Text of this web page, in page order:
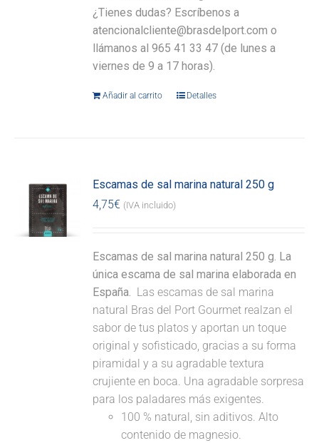
¿Tienes dudas? Escríbenos a
atencionalcliente@brasdelport.com o
llámanos al 965 41 33 47 (de lunes a
viernes de 9 a 17 horas).
Añadir al carrito Detalles
Escamas de sal marina natural 250 g
4,75€ (IVA incluido)
Escamas de sal marina natural 250 g. La
única escama de sal marina elaborada en
España. Las escamas de sal marina
natural Bras del Port Gourmet realzan el
sabor de tus platos y aportan un toque
original y sofisticado, gracias a su forma
piramidal y a su agradable textura
crujiente en boca. Una agradable sorpresa
para los paladares más exigentes.
100 % natural, sin aditivos. Alto
contenido de magnesio.